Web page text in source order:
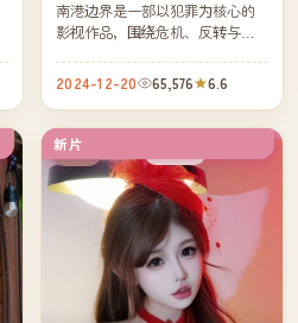
南港边界是一部以犯罪为核心的
影视作品，围绕危机、反转与人
得推荐观看。
2024-12-20 65,576 6.6
新片
中国